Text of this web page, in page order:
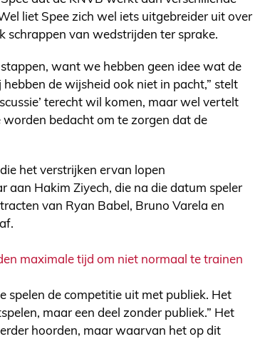
liet Spee zich wel iets uitgebreider uit over
schrappen van wedstrijden ter sprake.
want we hebben geen idee wat de
de wijsheid ook niet in pacht,” stelt
terecht wil komen, maar wel vertelt
worden bedacht om te zorgen dat de
het verstrijken ervan lopen
aan Hakim Ziyech, die na die datum speler
van Ryan Babel, Bruno Varela en
maximale tijd om niet normaal te trainen
spelen de competitie uit met publiek. Het
maar een deel zonder publiek.” Het
hoorden, maar waarvan het op dit